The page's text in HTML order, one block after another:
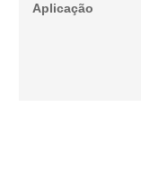
Aplicação